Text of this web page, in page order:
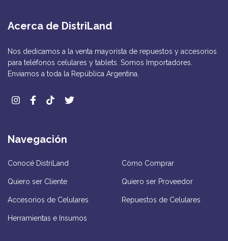
Acerca de DistriLand
Nos dedicamos a la venta mayorista de repuestos y accesorios
para teléfonos celulares y tablets. Somos Importadores.
Enviamos a toda la República Argentina.
Navegación
Conocé DistriLand Cómo Comprar
Quiero ser Cliente Quiero ser Proveedor
Accesorios de Celulares Repuestos de Celulares
Herramientas e Insumos